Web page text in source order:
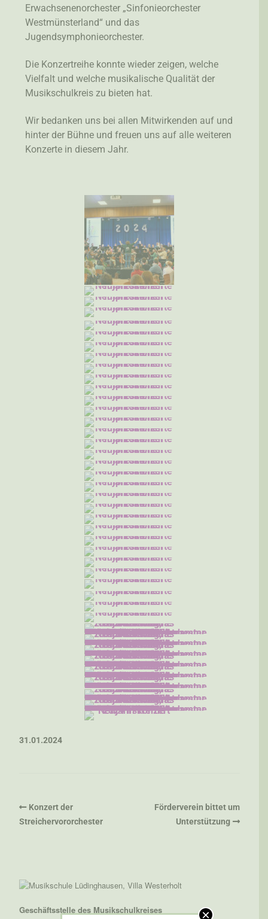
Erwachsenenorchester „Sinfonieorchester
Westmünsterland“ und das
Jugendsymphonieorchester.
Die Konzertreihe konnte wieder zeigen, welche
Vielfalt und welche musikalische Qualität der
Musikschulkreis zu bieten hat.
Wir bedanken uns bei allen Mitwirkenden auf und
hinter der Bühne und freuen uns auf alle weiteren
Konzerte in diesem Jahr.
31.01.2024
Konzert der
Streichervororchester
Förderverein bittet um
Unterstützung
Geschäftsstelle des Musikschulkreises ×